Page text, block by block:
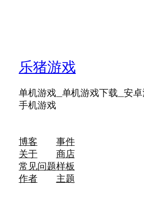
乐猪游戏
单机游戏_单机游戏下载_安
手机游戏
博客
关于
常见问题
作者
事件
商店
样板
主题